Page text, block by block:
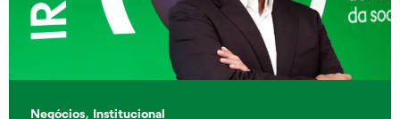
Negócios, Institucional